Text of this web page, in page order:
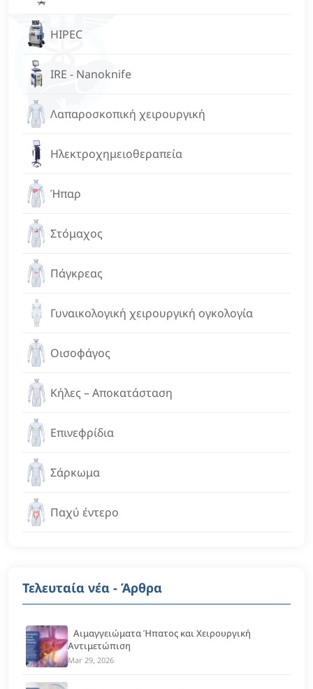
HIPEC
IRE - Nanoknife
Λαπαροσκοπική χειρουργική
Ηλεκτροχημειοθεραπεία
Ήπαρ
Στόμαχος
Πάγκρεας
Γυναικολογική χειρουργική ογκολογία
Οισοφάγος
Κήλες – Αποκατάσταση
Επινεφρίδια
Σάρκωμα
Παχύ έντερο
Τελευταία νέα - Άρθρα
Αιμαγγειώματα Ήπατος και Χειρουργική
Αντιμετώπιση
Mar 29, 2026